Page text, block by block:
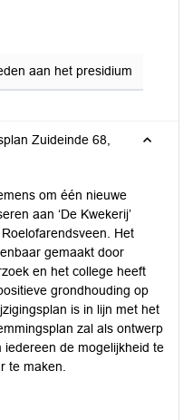
aan het presidium
Zuideinde 68,
om één nieuwe
aan ‘De Kwekerij’
Het
gemaakt door
en het college heeft
grondhouding op
is in lijn met het
zal als ontwerp
de mogelijkheid te
te maken.